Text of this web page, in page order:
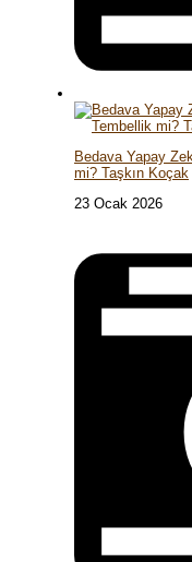
Bedava Yapay
mi? Taşkın Koçak
23 Ocak 2026